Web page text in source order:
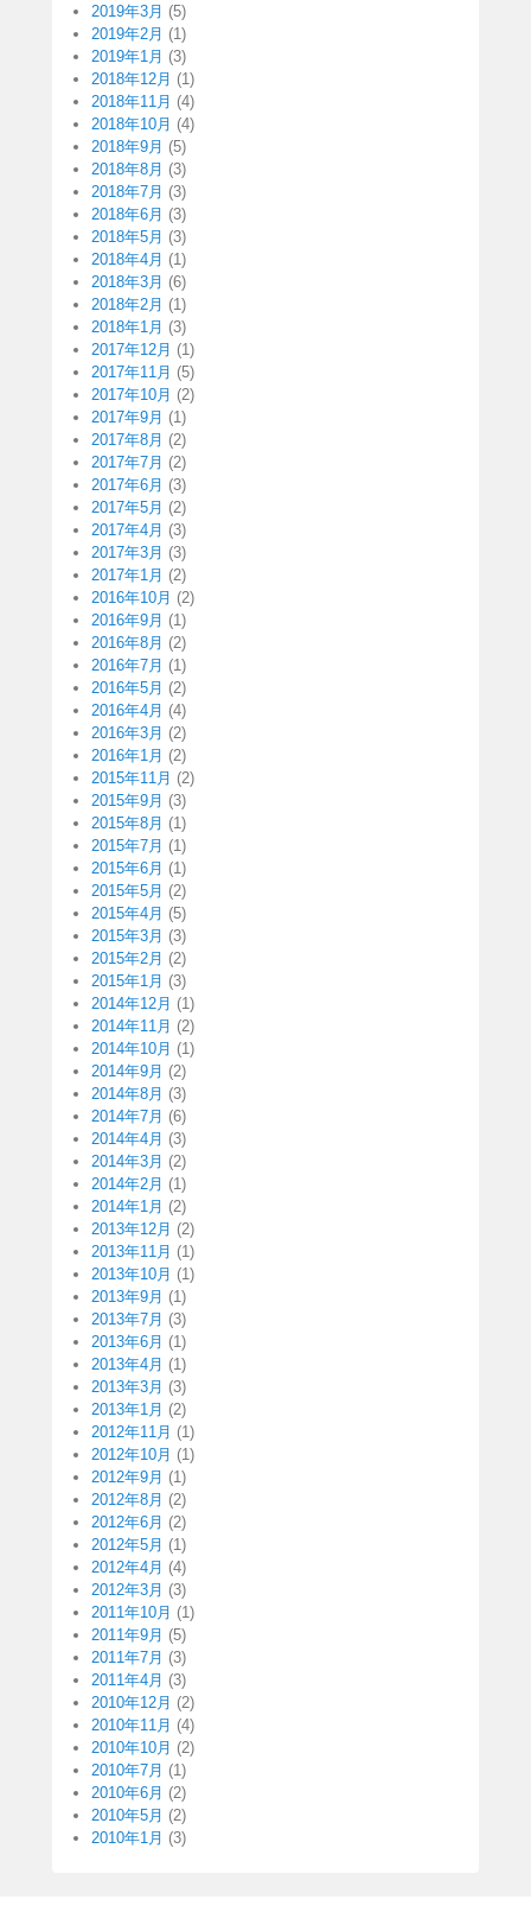
2019年3月 (5)
2019年2月 (1)
2019年1月 (3)
2018年12月 (1)
2018年11月 (4)
2018年10月 (4)
2018年9月 (5)
2018年8月 (3)
2018年7月 (3)
2018年6月 (3)
2018年5月 (3)
2018年4月 (1)
2018年3月 (6)
2018年2月 (1)
2018年1月 (3)
2017年12月 (1)
2017年11月 (5)
2017年10月 (2)
2017年9月 (1)
2017年8月 (2)
2017年7月 (2)
2017年6月 (3)
2017年5月 (2)
2017年4月 (3)
2017年3月 (3)
2017年1月 (2)
2016年10月 (2)
2016年9月 (1)
2016年8月 (2)
2016年7月 (1)
2016年5月 (2)
2016年4月 (4)
2016年3月 (2)
2016年1月 (2)
2015年11月 (2)
2015年9月 (3)
2015年8月 (1)
2015年7月 (1)
2015年6月 (1)
2015年5月 (2)
2015年4月 (5)
2015年3月 (3)
2015年2月 (2)
2015年1月 (3)
2014年12月 (1)
2014年11月 (2)
2014年10月 (1)
2014年9月 (2)
2014年8月 (3)
2014年7月 (6)
2014年4月 (3)
2014年3月 (2)
2014年2月 (1)
2014年1月 (2)
2013年12月 (2)
2013年11月 (1)
2013年10月 (1)
2013年9月 (1)
2013年7月 (3)
2013年6月 (1)
2013年4月 (1)
2013年3月 (3)
2013年1月 (2)
2012年11月 (1)
2012年10月 (1)
2012年9月 (1)
2012年8月 (2)
2012年6月 (2)
2012年5月 (1)
2012年4月 (4)
2012年3月 (3)
2011年10月 (1)
2011年9月 (5)
2011年7月 (3)
2011年4月 (3)
2010年12月 (2)
2010年11月 (4)
2010年10月 (2)
2010年7月 (1)
2010年6月 (2)
2010年5月 (2)
2010年1月 (3)